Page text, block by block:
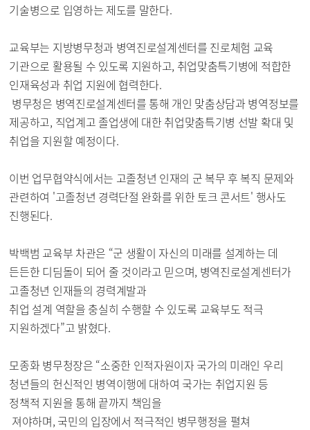
기술병으로 입영하는 제도를 말한다.
교육부는 지방병무청과 병역진로설계센터를 진로체험 교육
기관으로 활용될 수 있도록 지원하고, 취업맞춤특기병에 적합한
인재육성과 취업 지원에 협력한다.
병무청은 병역진로설계센터를 통해 개인 맞춤상담과 병역정보를
제공하고, 직업계고 졸업생에 대한 취업맞춤특기병 선발 확대 및
취업을 지원할 예정이다.
이번 업무협약식에서는 고졸청년 인재의 군 복무 후 복직 문제와
관련하여 '고졸청년 경력단절 완화를 위한 토크 콘서트' 행사도
진행된다.
박백범 교육부 차관은 “군 생활이 자신의 미래를 설계하는 데
든든한 디딤돌이 되어 줄 것이라고 믿으며, 병역진로설계센터가
고졸청년 인재들의 경력계발과
취업 설계 역할을 충실히 수행할 수 있도록 교육부도 적극
지원하겠다”고 밝혔다.
모종화 병무청장은 “소중한 인적자원이자 국가의 미래인 우리
청년들의 헌신적인 병역이행에 대하여 국가는 취업지원 등
정책적 지원을 통해 끝까지 책임을
져야하며, 국민의 입장에서 적극적인 병무행정을 펼쳐